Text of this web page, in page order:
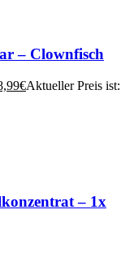
– Clownfisch
€Aktueller Preis ist:
– 1x